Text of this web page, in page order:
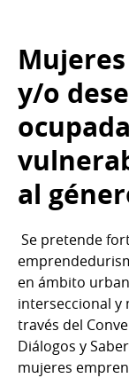
y/o
al
Se pretende
en ámbito
interseccional y
través del
Diálogos y
mujeres